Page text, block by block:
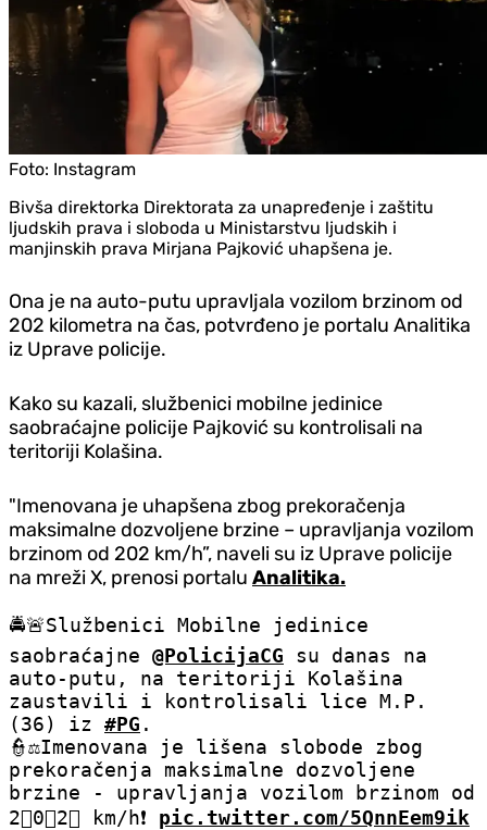
Foto: Instagram
Bivša direktorka Direktorata za unapređenje i zaštitu
ljudskih prava i sloboda u Ministarstvu ljudskih i
manjinskih prava Mirjana Pajković uhapšena je.
Ona je na auto-putu upravljala vozilom brzinom od
202 kilometra na čas, potvrđeno je portalu Analitika
iz Uprave policije.
Kako su kazali, službenici mobilne jedinice
saobraćajne policije Pajković su kontrolisali na
teritoriji Kolašina.
"Imenovana je uhapšena zbog prekoračenja
maksimalne dozvoljene brzine – upravljanja vozilom
brzinom od 202 km/h”, naveli su iz Uprave policije
na mreži X, prenosi portalu Analitika.
🚔🚨Službenici Mobilne jedinice
saobraćajne @PolicijaCG su danas na
auto-putu, na teritoriji Kolašina
zaustavili i kontrolisali lice M.P.
(36) iz #PG .
👮⚖️Imenovana je lišena slobode zbog
prekoračenja maksimalne dozvoljene
brzine - upravljanja vozilom brzinom od
2⃣0⃣2⃣ km/h❗️ pic.twitter.com/5QnnEem9ik